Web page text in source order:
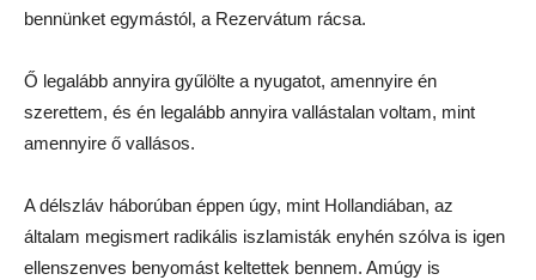
bennünket egymástól, a Rezervátum rácsa.
Ő legalább annyira gyűlölte a nyugatot, amennyire én
szerettem, és én legalább annyira vallástalan voltam, mint
amennyire ő vallásos.
A délszláv háborúban éppen úgy, mint Hollandiában, az
általam megismert radikális iszlamisták enyhén szólva is igen
ellenszenves benyomást keltettek bennem. Amúgy is